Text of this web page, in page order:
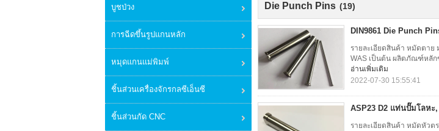
บูชป่วง
การฉีดขึ้นรูปแกนหลัก
หมุดแกนแม่พิมพ์
ชิ้นส่วนเครื่องจักรกลซีเอ็นซี
ชิ้นส่วนกัด CNC
Die Punch Pins (19)
DIN9861 Die Punch
รายละเอียดสินค้า หมัดตาย
WAS เป็นต้น ผลิตภัณฑ์หลัก
อ่านเพิ่มเติม
2022-07-30 15:55:41
ASP23 D2 แท่นปั๊มโลหะ
รายละเอียดสินค้า หมัดหัวต